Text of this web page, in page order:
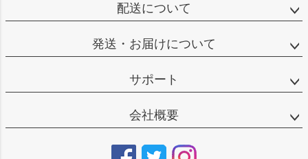
配送について
発送・お届けについて
サポート
会社概要